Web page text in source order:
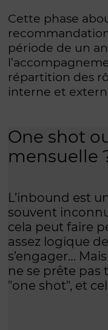
Cette phase
période de un
répartition des
interne et
One shot
mensuelle
L’inbound est
souvent
cela peut faire
assez logique
s’engager…
ne se prête
"one shot", et